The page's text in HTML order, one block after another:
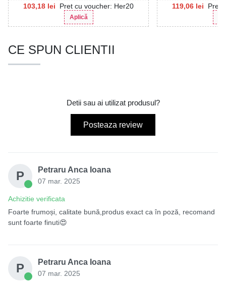
103,18 lei Pret cu voucher: Her20
Aplică
119,06 lei Pret
CE SPUN CLIENTII
Detii sau ai utilizat produsul?
Posteaza review
P Petraru Anca Ioana
07 mar. 2025
Achizitie verificata
Foarte frumoși, calitate bună,produs exact ca în poză, recomand
sunt foarte finuti😍
P Petraru Anca Ioana
07 mar. 2025